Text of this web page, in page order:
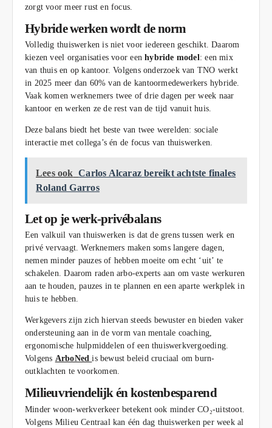
zorgt voor meer rust en focus.
Hybride werken wordt de norm
Volledig thuiswerken is niet voor iedereen geschikt. Daarom
kiezen veel organisaties voor eenhybride model: een mix
van thuis en op kantoor. Volgens onderzoek van TNO werkt
in 2025 meer dan 60% van de kantoormedewerkers hybride.
Vaak komen werknemers twee of drie dagen per week naar
kantoor en werken ze de rest van de tijd vanuit huis.
Deze balans biedt het beste van twee werelden: sociale
interactie met collega’s én de focus van thuiswerken.
Lees ook Carlos Alcaraz bereikt achtste finales
Roland Garros
Let op je werk-privébalans
Een valkuil van thuiswerken is dat de grens tussen werk en
privé vervaagt. Werknemers maken soms langere dagen,
nemen minder pauzes of hebben moeite om echt ‘uit’ te
schakelen. Daarom raden arbo-experts aan om vaste werkuren
aan te houden, pauzes in te plannen en een aparte werkplek in
huis te hebben.
Werkgevers zijn zich hiervan steeds bewuster en bieden vaker
ondersteuning aan in de vorm van mentale coaching,
ergonomische hulpmiddelen of een thuiswerkvergoeding.
Volgens ArboNedis bewust beleid cruciaal om burn-
outklachten te voorkomen.
Milieuvriendelijk én kostenbesparend
Minder woon-werkverkeer betekent ook minder CO₂-uitstoot.
Volgens Milieu Centraal kan één dag thuiswerken per week al